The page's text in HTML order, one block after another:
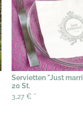
Servietten "Just
20 St.
3,27 € *